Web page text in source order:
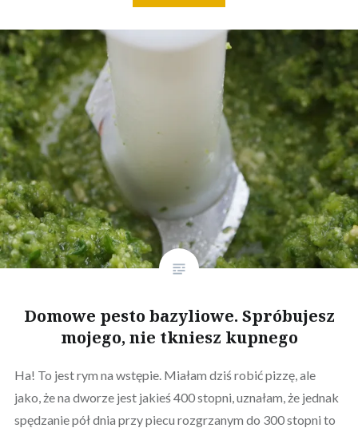
Domowe pesto bazyliowe. Spróbujesz
mojego, nie tkniesz kupnego
Ha! To jest rym na wstępie. Miałam dziś robić pizzę, ale
jako, że na dworze jest jakieś 400 stopni, uznałam, że jednak
spędzanie pół dnia przy piecu rozgrzanym do 300 stopni to